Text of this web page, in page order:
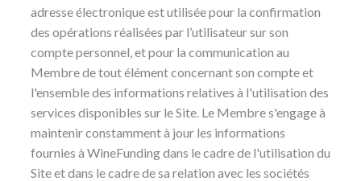
adresse électronique est utilisée pour la confirmation
des opérations réalisées par l’utilisateur sur son
compte personnel, et pour la communication au
Membre de tout élément concernant son compte et
l'ensemble des informations relatives à l'utilisation des
services disponibles sur le Site. Le Membre s'engage à
maintenir constamment à jour les informations
fournies à WineFunding dans le cadre de l'utilisation du
Site et dans le cadre de sa relation avec les sociétés